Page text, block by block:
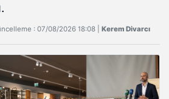
: 07/08/2026 18:08 | Kerem Divarcı